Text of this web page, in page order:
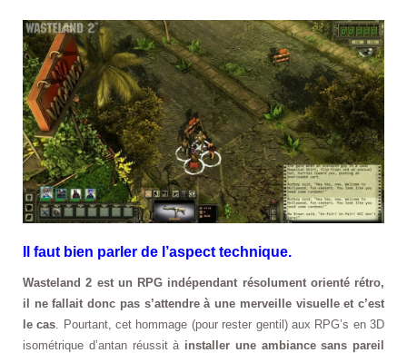
Il faut bien parler de l’aspect technique.
Wasteland 2 est un RPG indépendant résolument orienté rétro,
il ne fallait donc pas s’attendre à une merveille visuelle et c’est
le cas . Pourtant, cet hommage (pour rester gentil) aux RPG’s en 3D
isométrique d’antan réussit à installer une ambiance sans pareil